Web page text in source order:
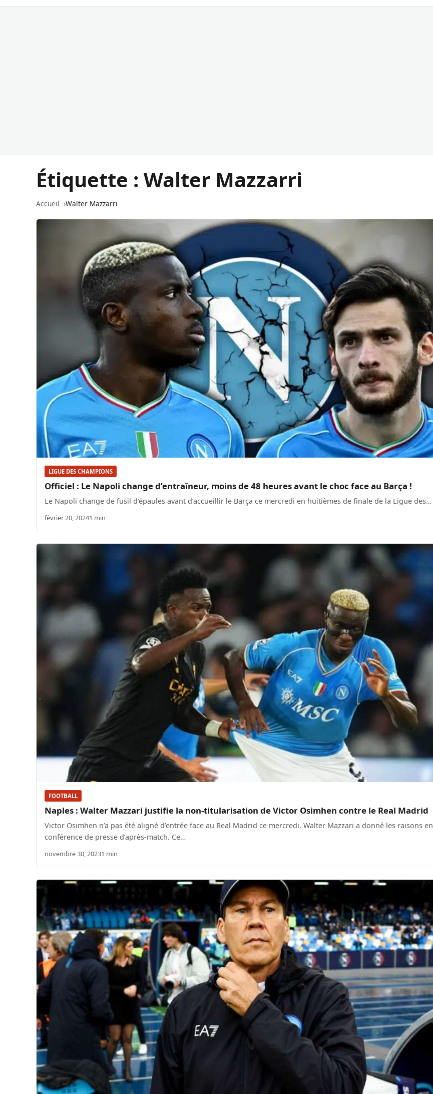
Étiquette : Walter Mazzarri
Accueil Walter Mazzarri
LIGUE DES CHAMPIONS
Officiel : Le Napoli change d’entraîneur, moins de 48 heures avant le choc face au Barça !
Le Napoli change de fusil d’épaules avant d’accueillir le Barça ce mercredi en huitièmes de finale de la Ligue des…
février 20, 20241 min
FOOTBALL
Naples : Walter Mazzari justifie la non-titularisation de Victor Osimhen contre le Real Madrid
Victor Osimhen n’a pas été aligné d’entrée face au Real Madrid ce mercredi. Walter Mazzari a donné les raisons en
conférence de presse d’après-match. Ce…
novembre 30, 20231 min